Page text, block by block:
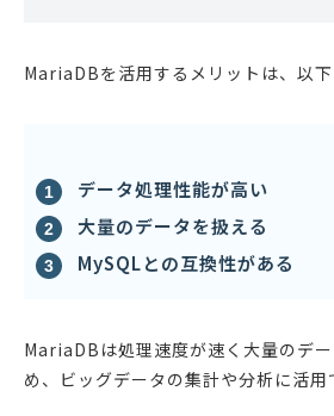
MariaDBを活用するメリットは、以下
データ処理性能が高い
大量のデータを扱える
MySQLとの互換性がある
MariaDBは処理速度が速く大量のデ
め、ビッグデータの集計や分析に活用